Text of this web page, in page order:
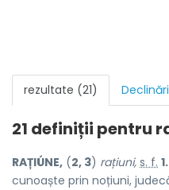
rezultate (21) Declinări
21 definiții pentru
RAȚIÚNE, (2, 3) rațiuni, s. f. 1.
cunoaște prin noțiuni,